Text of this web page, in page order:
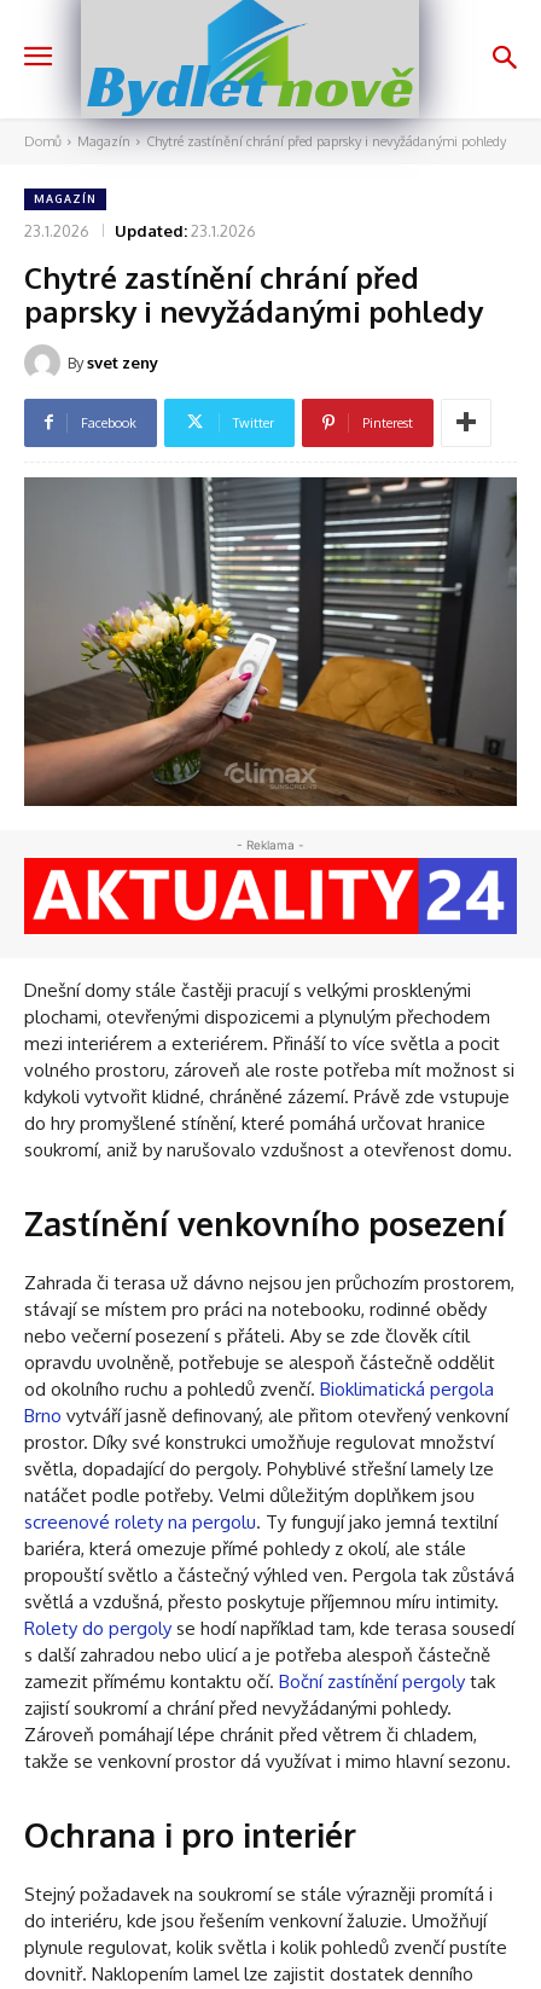
Bydletnově
Domů Magazín Chytré zastínění chrání před paprsky i nevyžádanými pohledy
MAGAZÍN
23.1.2026 Updated:23.1.2026
Chytré zastínění chrání před
paprsky i nevyžádanými pohledy
Bysvet zeny
Facebook Twitter Pinterest
- Reklama -
Dnešní domy stále častěji pracují s velkými prosklenými
plochami, otevřenými dispozicemi a plynulým přechodem
mezi interiérem a exteriérem. Přináší to více světla a pocit
volného prostoru, zároveň ale roste potřeba mít možnost si
kdykoli vytvořit klidné, chráněné zázemí. Právě zde vstupuje
do hry promyšlené stínění, které pomáhá určovat hranice
soukromí, aniž by narušovalo vzdušnost a otevřenost domu.
Zastínění venkovního posezení
Zahrada či terasa už dávno nejsou jen průchozím prostorem,
stávají se místem pro práci na notebooku, rodinné obědy
nebo večerní posezení s přáteli. Aby se zde člověk cítil
opravdu uvolněně, potřebuje se alespoň částečně oddělit
od okolního ruchu a pohledů zvenčí. Bioklimatická pergola
Brno vytváří jasně definovaný, ale přitom otevřený venkovní
prostor. Díky své konstrukci umožňuje regulovat množství
světla, dopadající do pergoly. Pohyblivé střešní lamely lze
natáčet podle potřeby. Velmi důležitým doplňkem jsou
screenové rolety na pergolu. Ty fungují jako jemná textilní
bariéra, která omezuje přímé pohledy z okolí, ale stále
propouští světlo a částečný výhled ven. Pergola tak zůstává
světlá a vzdušná, přesto poskytuje příjemnou míru intimity.
Rolety do pergoly se hodí například tam, kde terasa sousedí
s další zahradou nebo ulicí a je potřeba alespoň částečně
zamezit přímému kontaktu očí. Boční zastínění pergoly tak
zajistí soukromí a chrání před nevyžádanými pohledy.
Zároveň pomáhají lépe chránit před větrem či chladem,
takže se venkovní prostor dá využívat i mimo hlavní sezonu.
Ochrana i pro interiér
Stejný požadavek na soukromí se stále výrazněji promítá i
do interiéru, kde jsou řešením venkovní žaluzie. Umožňují
plynule regulovat, kolik světla i kolik pohledů zvenčí pustíte
dovnitř. Naklopením lamel lze zajistit dostatek denního